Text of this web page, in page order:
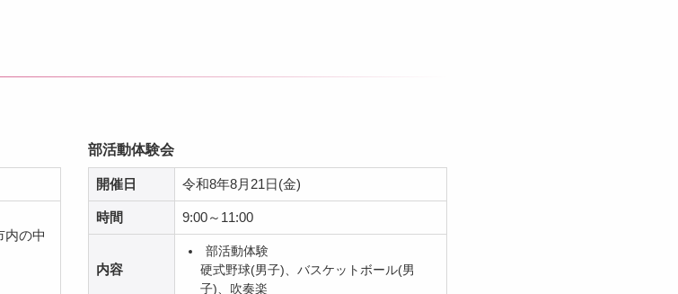
内の中
部活動体験会
開催日 令和8年8月21日(金)
時間 9:00～11:00
内容
部活動体験
硬式野球(男子)、バスケットボール(男
子)、吹奏楽